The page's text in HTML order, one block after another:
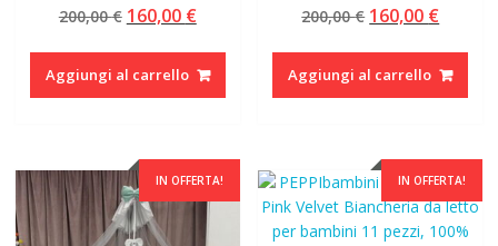
200,00€ Il
originale
era:
160,00 €Il
attuale
è:
Aggiungi al carrello
200,00€ Il
originale
era:
160,00 €Il
è:
Aggiungi al carrello
IN OFFERTA! IN OFFERTA!